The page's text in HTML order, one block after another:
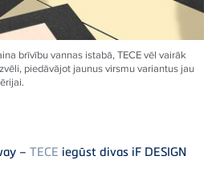
brīvību vannas istabā,TECEvēl vairāk
piedāvājot jaunus virsmu variantus jau
– TECE iegūst divas iF DESIGN